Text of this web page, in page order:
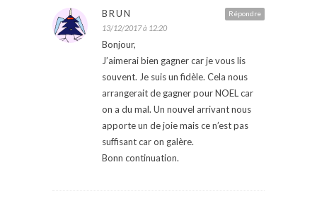
Répondre
BRUN
13/12/2017 à 12:20
Bonjour,
J’aimerai bien gagner car je vous lis
souvent. Je suis un fidèle. Cela nous
arrangerait de gagner pour NOEL car
on a du mal. Un nouvel arrivant nous
apporte un de joie mais ce n’est pas
suffisant car on galère.
Bonn continuation.